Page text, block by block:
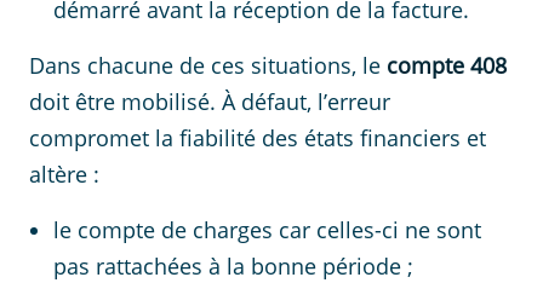
démarré avant la réception de la facture.
Dans chacune de ces situations, le compte 408
doit être mobilisé. À défaut, l’erreur
compromet la fiabilité des états financiers et
altère :
le compte de charges car celles-ci ne sont
pas rattachées à la bonne période ;